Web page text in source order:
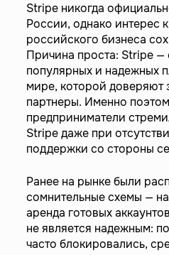
Stripe никогда
России, однако интерес
российского бизнеса
Причина проста: Stripe —
популярных и надежных
мире, которой доверяют
партнеры. Именно
предприниматели
Stripe даже при
поддержки со стороны
Ранее на рынке были
сомнительные схемы —
аренда готовых
не является надежным:
часто блокировались,